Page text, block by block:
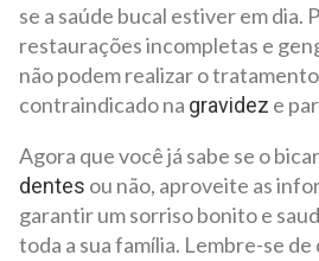
se a saúde bucal estiver em dia.
restaurações incompletas e
não podem realizar o
contraindicado na gravidez e
Agora que você já sabe se o
dentes ou não, aproveite as
garantir um sorriso bonito e
toda a sua família. Lembre-se de